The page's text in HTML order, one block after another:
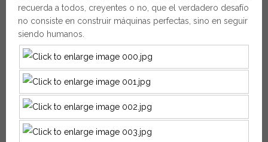
recuerda a todos, creyentes o no, que el verdadero desafío
no consiste en construir máquinas perfectas, sino en seguir
siendo humanos.